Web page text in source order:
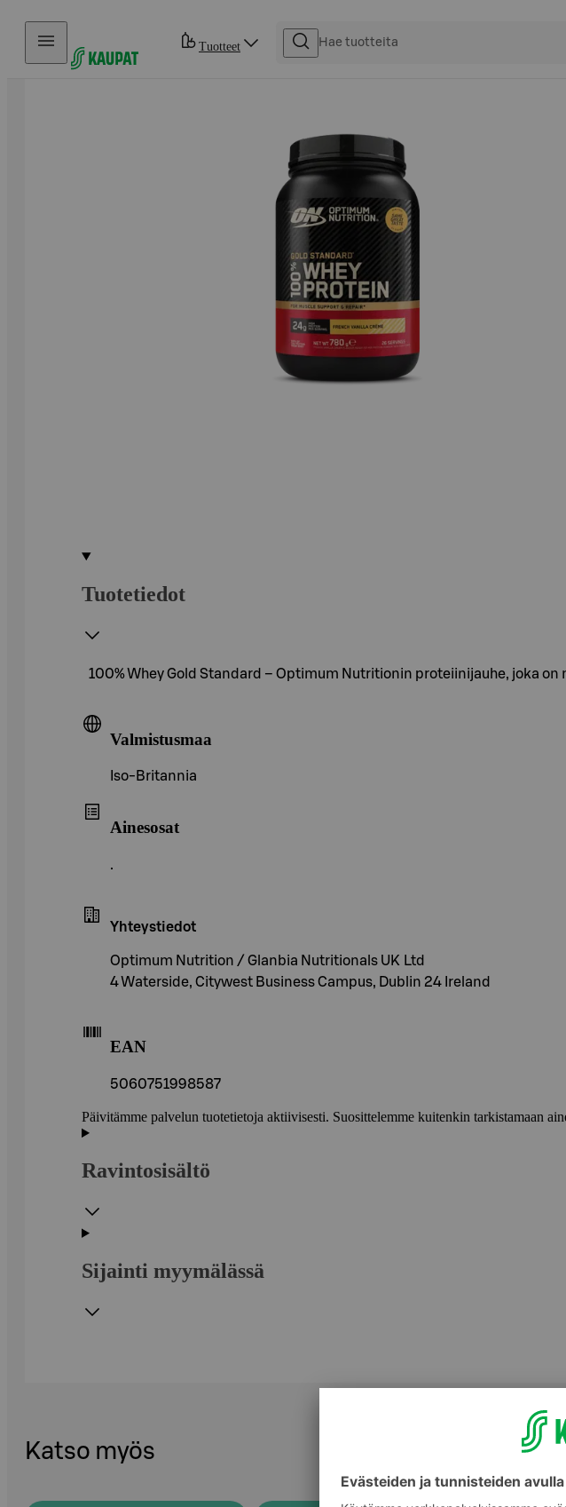
Hyppää sisältöön
Tuotteet
Tuotetiedot
100% Whey Gold Standard – Optimum Nutritionin proteiinijauhe, joka
Valmistusmaa
Iso-Britannia
Ainesosat
.
Yhteystiedot
Optimum Nutrition / Glanbia Nutritionals UK Ltd
4 Waterside, Citywest Business Campus, Dublin 24 Ireland
EAN
5060751998587
Päivitämme palvelun tuotetietoja aktiivisesti. Suosittelemme kuitenkin tarkistamaan
Ravintosisältö
Sijainti myymälässä
Katso myös